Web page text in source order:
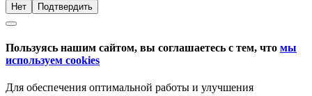
Нет Подтвердить
Пользуясь нашим сайтом, вы соглашаетесь с тем, что мы
используем cookies
Для обеспечения оптимальной работы и улучшения